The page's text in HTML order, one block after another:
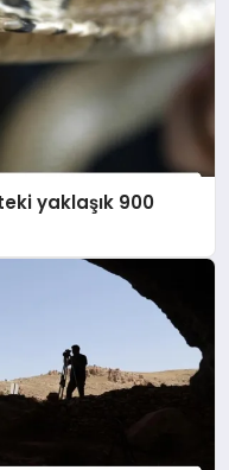
yaklaşık 900